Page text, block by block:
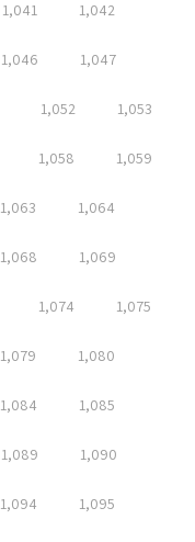
1,041 1,042
1,046 1,047
1,052 1,053
1,058 1,059
1,063 1,064
1,068 1,069
1,074 1,075
1,079 1,080
1,084 1,085
1,089 1,090
1,094 1,095